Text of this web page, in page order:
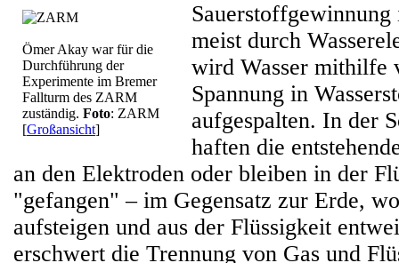
Ömer Akay war für die
Durchführung der
Experimente im Bremer
Fallturm des ZARM
zuständig. Foto: ZARM
[Großansicht]
meist durch
wird Wasser mithilfe
Spannung in
aufgespalten. In der
haften die
an den Elektroden oder bleiben in der
"gefangen" – im Gegensatz zur Erde,
aufsteigen und aus der Flüssigkeit
erschwert die Trennung von Gas und